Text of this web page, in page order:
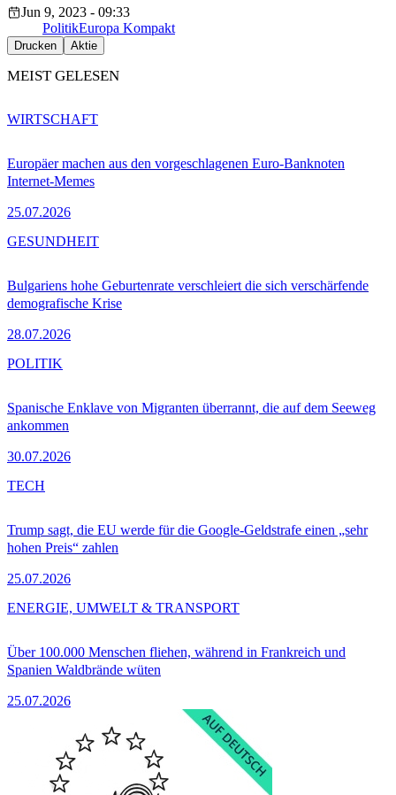
Jun 9, 2023 - 09:33
PolitikEuropa Kompakt
Drucken Aktie
MEIST GELESEN
Europäer machen aus den vorgeschlagenen Euro-Banknoten
Internet-Memes
25.07.2026
WIRTSCHAFT
Bulgariens hohe Geburtenrate verschleiert die sich verschärfende
demografische Krise
28.07.2026
GESUNDHEIT
Spanische Enklave von Migranten überrannt, die auf dem Seeweg
ankommen
30.07.2026
POLITIK
Trump sagt, die EU werde für die Google-Geldstrafe einen „sehr
hohen Preis“ zahlen
25.07.2026
TECH
Über 100.000 Menschen fliehen, während in Frankreich und
Spanien Waldbrände wüten
25.07.2026
ENERGIE, UMWELT & TRANSPORT